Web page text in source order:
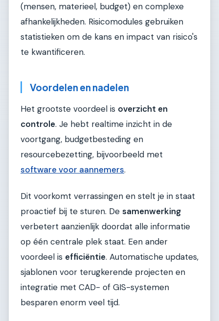
(mensen, materieel, budget) en complexe
afhankelijkheden. Risicomodules gebruiken
statistieken om de kans en impact van risico's
te kwantificeren.
Voordelen en nadelen
Het grootste voordeel is overzicht en
controle. Je hebt realtime inzicht in de
voortgang, budgetbesteding en
resourcebezetting, bijvoorbeeld met
software voor aannemers.
Dit voorkomt verrassingen en stelt je in staat
proactief bij te sturen. De samenwerking
verbetert aanzienlijk doordat alle informatie
op één centrale plek staat. Een ander
voordeel is efficiëntie. Automatische updates,
sjablonen voor terugkerende projecten en
integratie met CAD- of GIS-systemen
besparen enorm veel tijd.